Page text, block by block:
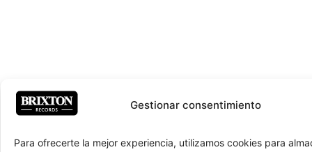
Gestionar consentimiento
Para ofrecerte la mejor experiencia, utilizamos cookies para